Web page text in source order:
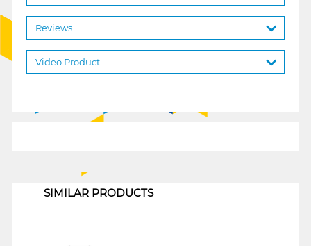
Reviews
Video Product
SIMILAR PRODUCTS